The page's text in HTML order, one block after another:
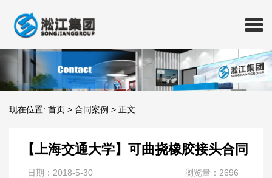
现在位置: 首页 > 合同案例 > 正文
【上海交通大学】可曲挠橡胶接头合同
日期：2018-5-30 浏览量：2696